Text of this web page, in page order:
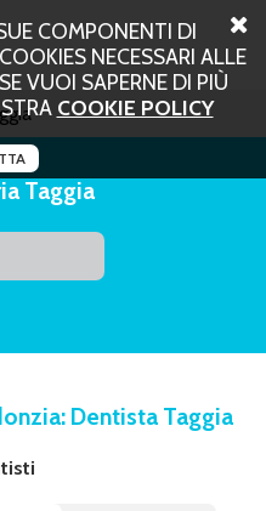
COMPONENTI DI
NECESSARI ALLE
VUOI SAPERNE DI PIÙ
COOKIE POLICY
Taggia
Dentista Taggia